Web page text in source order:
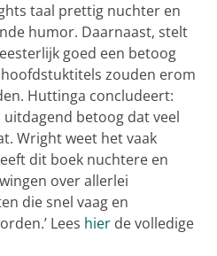
taal prettig nuchter en
humor. Daarnaast, stelt
goed een betoog
hoofdstuktitels zouden erom
Huttinga concludeert:
uitdagend betoog dat veel
Wright weet het vaak
dit boek nuchtere en
over allerlei
die snel vaag en
Lees hier de volledige